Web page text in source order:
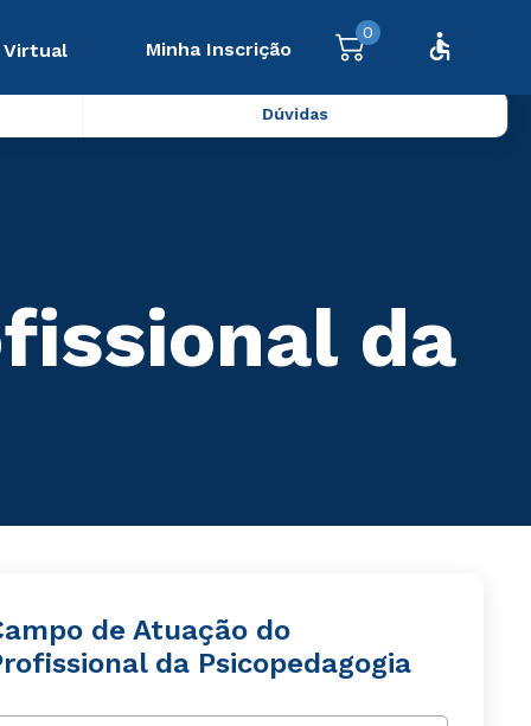
Virtual Minha Inscrição
0
Dúvidas
da
de Atuação do
da Psicopedagogia